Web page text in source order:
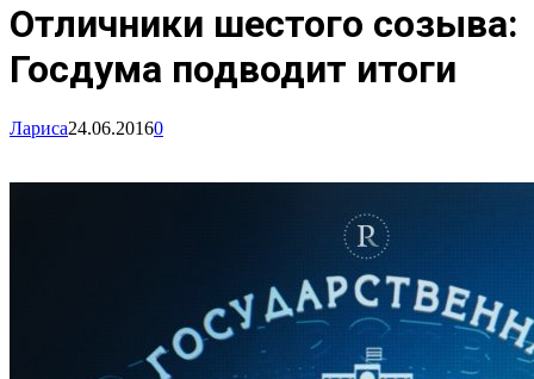
Отличники шестого созыва:
Госдума подводит итоги
Лариса24.06.20160